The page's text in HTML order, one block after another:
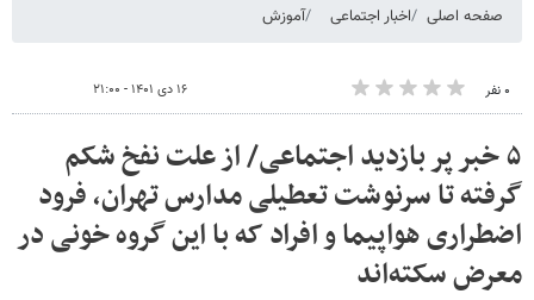
صفحه اصلی اخبار اجتماعی آموزش
۰ نفر ۱۶ دی ۱۴۰۱ - ۲۱:۰۰
۵ خبر پر بازدید اجتماعی/ از علت نفخ شکم
گرفته تا سرنوشت تعطیلی مدارس تهران، فرود
اضطراری هواپیما و افراد که با این گروه خونی‌ در
معرض سکته‌اند